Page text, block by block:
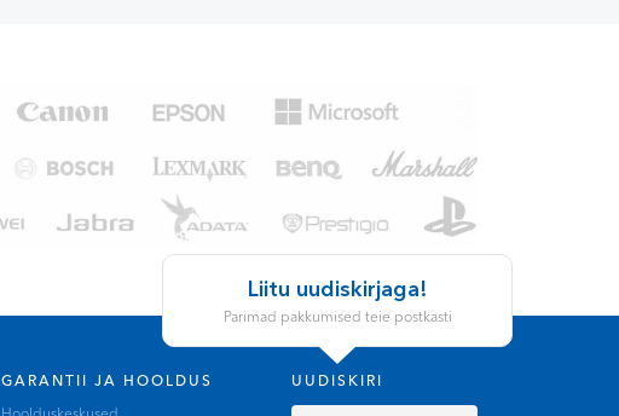
GARANTII JA HOOLDUS
UUDISKIRI
Liitu uudiskirjaga!
Parimad pakkumised teie postkasti